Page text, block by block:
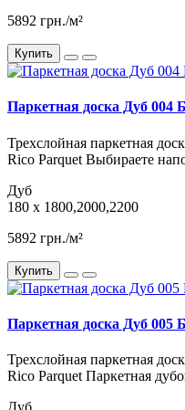
5892 грн./м²
Купить
Паркетная доска Дуб 004
Трехслойная паркетная
Rico Parquet Выбираете
Дуб
180 x 1800,2000,2200
5892 грн./м²
Купить
Паркетная доска Дуб 005
Трехслойная паркетная
Rico Parquet Паркетная